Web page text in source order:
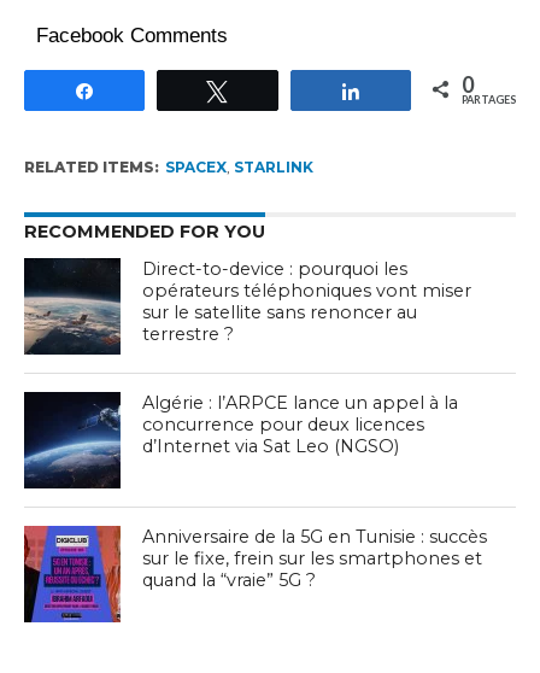
Facebook Comments
Partagez 0
PARTAGES
RELATED ITEMS: SPACEX, STARLINK
RECOMMENDED FOR YOU
Direct-to-device : pourquoi les
opérateurs téléphoniques vont miser
sur le satellite sans renoncer au
terrestre ?
Algérie : l’ARPCE lance un appel à la
concurrence pour deux licences
d’Internet via Sat Leo (NGSO)
Anniversaire de la 5G en Tunisie : succès
sur le fixe, frein sur les smartphones et
quand la “vraie” 5G ?